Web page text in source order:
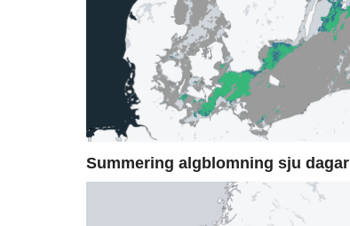
Summering algblomning sju dagar